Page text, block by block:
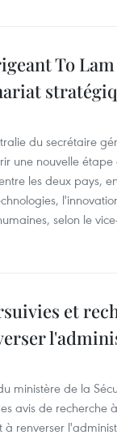
To
du secrétaire
une nouvelle
les deux pays,
selon le
et
ministère de la
avis de recherche
à renverser